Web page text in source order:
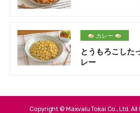
カレー
とうもろこした
レー
Copyright © Maxvalu Tokai Co., Ltd. All